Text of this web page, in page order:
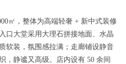
，整体为高端轻奢 + 新中式装修
口大堂采用大理石拼接地面、水晶
软装，氛围感拉满；走廊铺设静音
，静谧又高级。店内设有 50 余间